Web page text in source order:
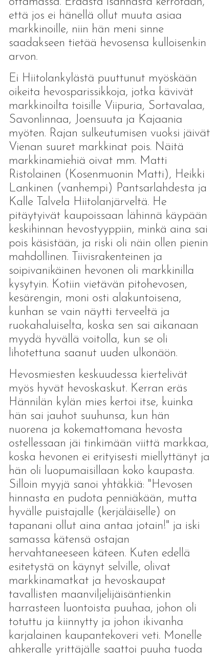
että jos ei hänellä ollut muuta asiaa
markkinoille, niin hän meni sinne
saadakseen tietää hevosensa kulloisenkin
arvon.
Ei Hiitolankylästä puuttunut myöskään
oikeita hevosparissikkoja, jotka kävivät
markkinoilta toisille Viipuria, Sortavalaa,
Savonlinnaa, Joensuuta ja Kajaania
myöten. Rajan sulkeutumisen vuoksi jäivät
Vienan suuret markkinat pois. Näitä
markkinamiehiä oivat mm. Matti
Ristolainen (Kosenmuonin Matti), Heikki
Lankinen (vanhempi) Pantsarlahdesta ja
Kalle Talvela Hiitolanjärveltä. He
pitäytyivät kaupoissaan lähinnä käypään
keskihinnan hevostyyppiin, minkä aina sai
pois käsistään, ja riski oli näin ollen pienin
mahdollinen. Tiivisrakenteinen ja
soipivanikäinen hevonen oli markkinilla
kysytyin. Kotiin vietävän pitohevosen,
kesärengin, moni osti alakuntoisena,
kunhan se vain näytti terveeltä ja
ruokahaluiselta, koska sen sai aikanaan
myydä hyvällä voitolla, kun se oli
lihotettuna saanut uuden ulkonäön.
Hevosmiesten keskuudessa kiertelivät
myös hyvät hevoskaskut. Kerran eräs
Hännilän kylän mies kertoi itse, kuinka
hän sai jauhot suuhunsa, kun hän
nuorena ja kokemattomana hevosta
ostellessaan jäi tinkimään viittä markkaa,
koska hevonen ei erityisesti miellyttänyt ja
hän oli luopumaisillaan koko kaupasta.
Silloin myyjä sanoi yhtäkkiä: "Hevosen
hinnasta en pudota penniäkään, mutta
hyvälle puistajalle (kerjäläiselle) on
tapanani ollut aina antaa jotain!" ja iski
samassa kätensä ostajan
hervahtaneeseen käteen. Kuten edellä
esitetystä on käynyt selville, olivat
markkinamatkat ja hevoskaupat
tavallisten maanviljelijäisäntienkin
harrasteen luontoista puuhaa, johon oli
totuttu ja kiinnytty ja johon ikivanha
karjalainen kaupantekoveri veti. Monelle
ahkeralle yrittäjälle saattoi puuha tuoda